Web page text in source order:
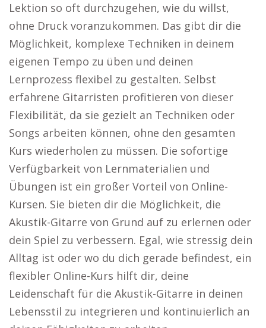
Lektion so oft durchzugehen, wie du willst,
ohne Druck voranzukommen. Das gibt dir die
Möglichkeit, komplexe Techniken in deinem
eigenen Tempo zu üben und deinen
Lernprozess flexibel zu gestalten. Selbst
erfahrene Gitarristen profitieren von dieser
Flexibilität, da sie gezielt an Techniken oder
Songs arbeiten können, ohne den gesamten
Kurs wiederholen zu müssen. Die sofortige
Verfügbarkeit von Lernmaterialien und
Übungen ist ein großer Vorteil von Online-
Kursen. Sie bieten dir die Möglichkeit, die
Akustik-Gitarre von Grund auf zu erlernen oder
dein Spiel zu verbessern. Egal, wie stressig dein
Alltag ist oder wo du dich gerade befindest, ein
flexibler Online-Kurs hilft dir, deine
Leidenschaft für die Akustik-Gitarre in deinen
Lebensstil zu integrieren und kontinuierlich an